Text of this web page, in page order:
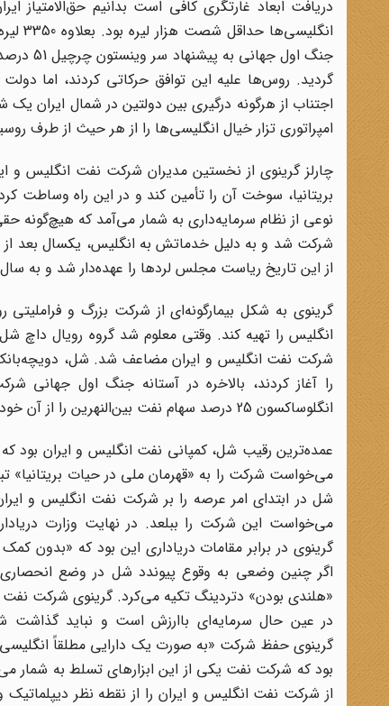
انگلیسی‌ها حداقل شصت هزار لیره بود. بعلاوه 3350 لیره هم از طرف شرکت بختیاری باید به دولت ایران پرداخت می‌شد.
جنگ
گردید. روس‌ها علیه این توافق حرکاتی کردند، اما
اجتناب از هر‌گونه درگیری بین دولتین در شمال
امپراتوری تزار خیال انگلیسی‌ها را از هر حیث از طرف
چارلز گرینوی از نخستین مدیران شرکت نفت انگلیس و
بریتانیا، سوخت آن را تأمین کند و در این راه
شرکت شد و به دلیل خدماتش به انگلیس، یکسال بعد از
از این تاریخ ریاست مجلس لردها را عهده‌دار شد و به سال 1313ش درگذشت.
گرینوی به شکل بیمار‌گونه‌ای از شرکت بزرگ و
انگلیس را تهیه کند. وقتی معلوم شد گروه رویال داچ
شرکت نفت انگلیس و ایران مضاعف شد. شل،
انگلوساکسون 25 درصد سهام نفت بین‌النهرین را از آن خود کردند.
عمده‌ترین رقیب شل، کمپانی نفت انگلیس و ایران بود
می‌خواست شرکت را به «قهرمان ملی در حیات بریتانیا»
شل در ابتدای امر عرصه را بر شرکت نفت انگلیس و
می‌خواست این شرکت را ببلعد. در نهایت وزارت
گرینوی در برابر مقامات دریاداری این بود که
اگر چنین وضعی به وقوع پیوندد شل در وضع انحصاری
«هلندی بودن» دتردینگ تکیه می‌کرد. گرینوی شرکت نفت
در عین حال سرمایه‌ای باارزش است و نباید
گرینوی حفظ شرکت «به صورت یک دارایی مطلقاً
از شرکت نفت انگلیس و ایران را از نقطه نظر دیپلماتیک